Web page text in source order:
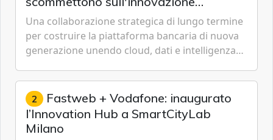
tecnologica
Una collaborazione strategica di lungo termine
per costruire la piattaforma bancaria di nuova
generazione unendo cloud, dati e intelligenza
2 Fastweb + Vodafone: inaugurato
l’Innovation Hub a SmartCityLab
Milano